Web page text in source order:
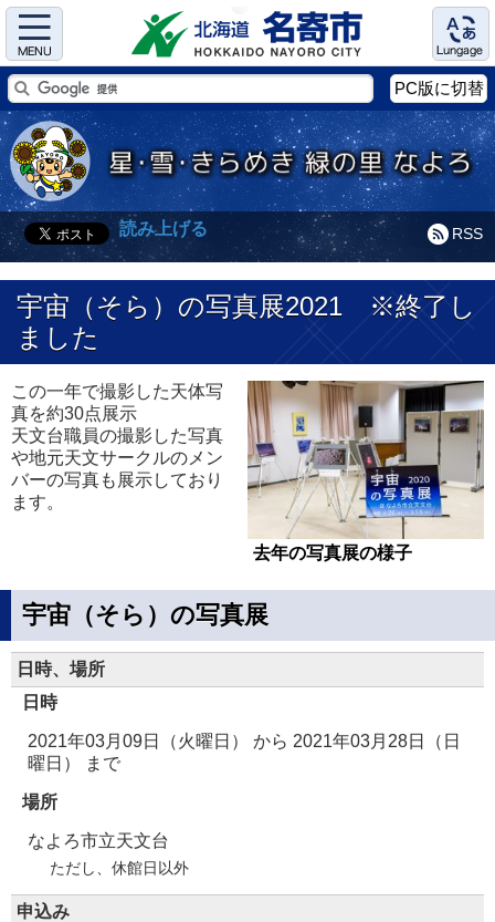
Menu Language
PC版に切替
RSS
読み上げる
宇宙（そら）の写真展2021 ※終了し
ました
去年の写真展の様子
この一年で撮影した天体写
真を約30点展示
天文台職員の撮影した写真
や地元天文サークルのメン
バーの写真も展示しており
ます。
宇宙（そら）の写真展
日時、場所
日時
2021年03月09日（火曜日） から 2021年03月28日（日
曜日）
まで
場所
なよろ市立天文台
ただし、休館日以外
申込み